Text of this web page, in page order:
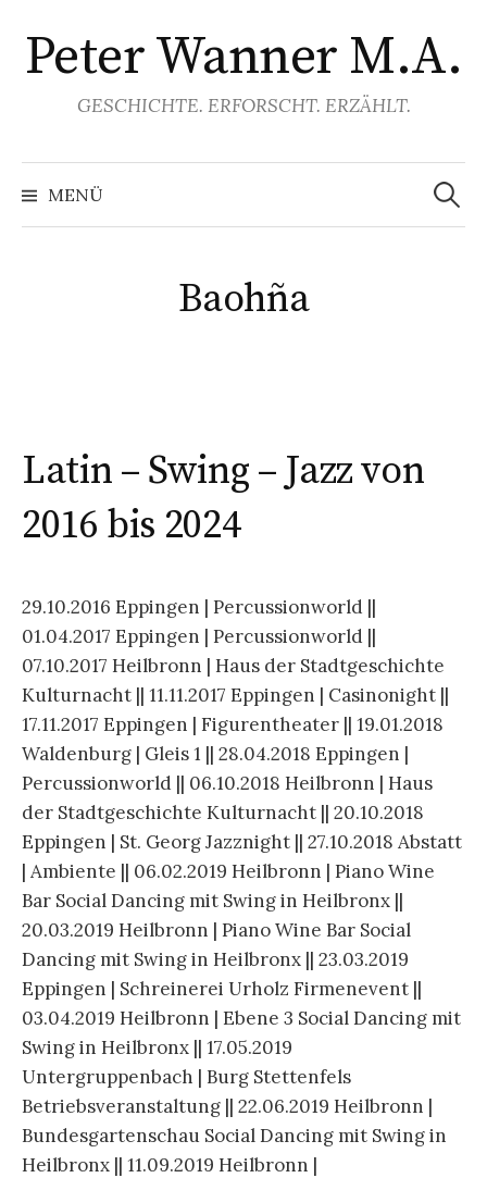
zum
Inhalt
Peter Wanner M.A.
GESCHICHTE. ERFORSCHT. ERZÄHLT.
MENÜ
Suchen
nach:
Baohña
Latin – Swing – Jazz von
2016 bis 2024
29.10.2016 Eppingen | Percussionworld ||
01.04.2017 Eppingen | Percussionworld ||
07.10.2017 Heilbronn | Haus der Stadtgeschichte
Kulturnacht || 11.11.2017 Eppingen | Casinonight ||
17.11.2017 Eppingen | Figurentheater || 19.01.2018
Waldenburg | Gleis 1 || 28.04.2018 Eppingen |
Percussionworld || 06.10.2018 Heilbronn | Haus
der Stadtgeschichte Kulturnacht || 20.10.2018
Eppingen | St. Georg Jazznight || 27.10.2018 Abstatt
| Ambiente || 06.02.2019 Heilbronn | Piano Wine
Bar Social Dancing mit Swing in Heilbronx ||
20.03.2019 Heilbronn | Piano Wine Bar Social
Dancing mit Swing in Heilbronx || 23.03.2019
Eppingen | Schreinerei Urholz Firmenevent ||
03.04.2019 Heilbronn | Ebene 3 Social Dancing mit
Swing in Heilbronx || 17.05.2019
Untergruppenbach | Burg Stettenfels
Betriebsveranstaltung || 22.06.2019 Heilbronn |
Bundesgartenschau Social Dancing mit Swing in
Heilbronx || 11.09.2019 Heilbronn |